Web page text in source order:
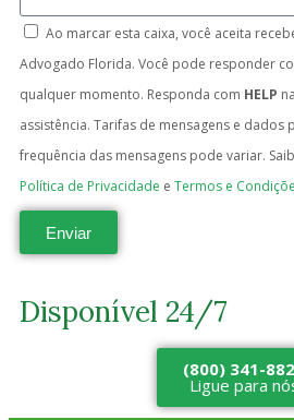
Ao marcar esta caixa, você aceita
Advogado Florida. Você pode responder
qualquer momento. Responda com HELP
assistência. Tarifas de mensagens e dados
frequência das mensagens pode variar.
Política de Privacidade e Termos e
Enviar
Disponível 24/7
(800) 341-
Ligue para